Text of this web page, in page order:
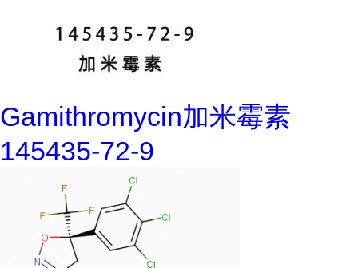
Gamithromycin加米霉素
145435-72-9